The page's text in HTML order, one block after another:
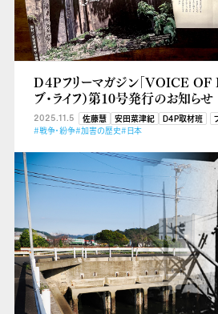
D４Pフリーマガジン「VOICE OF
ブ・ライフ）第10号発行のお知らせ
2025.11.5 佐藤慧 安田菜津紀 D4P取材班
#戦争・紛争#加害の歴史#日本